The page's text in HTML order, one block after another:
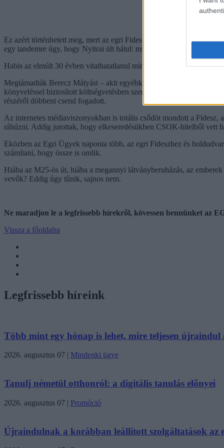
Ez azért történhetett meg, mert az egri Fidesz
egy tandemre úgy, hogy Nyitrai ült hátul: micsoda torz képi világ,
Habis az elmúlt 30 évben vitathatatlanul mindent megtett Egerért,
Megtámadták Berecz Mátyást – akit egyébként az egri Fidesz
könyveléssel biztosított költségvetésben szereplő 50 milliós
részéről döbbent csend fogadott.
Az internetes médiaviszonyokban is totális csődöt mondott a
ráhúzni. Addig jutottak, hogy elkeseredésükben CSOK-hitelből vett
Eközben az Egri Ügyek naponta több, az egri Fideszhez és
számítani, hogy össze is omlik.
Hiába az M25-ös út, hiába a megannyi látványberuházás, az
vevők? Eddig úgy tűnik, sajnos nem.
Ne maradjon le a legfrissebb hírekről, kövessen bennünket az
Vissza a főoldalra
Legfrissebb híreink
Több mint egy hónap is lehet, mire teljesen újraindul
2026. augusztus 07 | Mindenki ügye
Tanulj németül otthonról: a digitális tanulás előnyei
2026. augusztus 07 | Promóció
Újraindulnak a korábban leállított szolgáltatások az